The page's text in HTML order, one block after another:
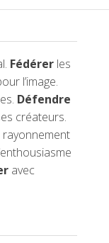
Fédérer les
l’image.
Défendre
créateurs.
rayonnement
avec